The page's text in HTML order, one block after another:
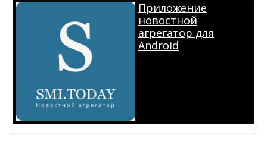
Приложение
новостной
агрегатор для
Android
.